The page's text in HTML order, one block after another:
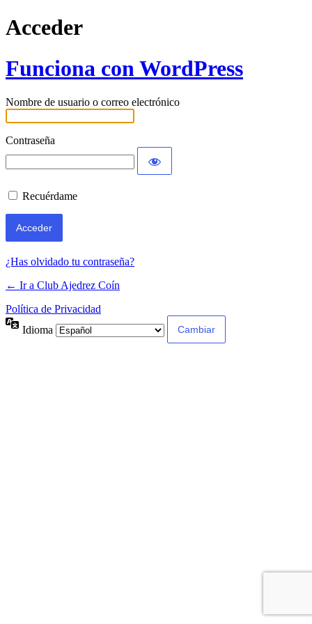
Acceder
Funciona con WordPress
Nombre de usuario o correo electrónico
Contraseña
Recuérdame
¿Has olvidado tu contraseña?
← Ir a Club Ajedrez Coín
Política de Privacidad
Idioma